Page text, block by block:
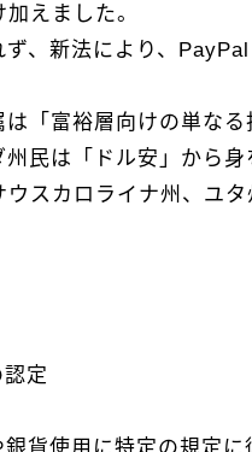
えました。
、新法により、
「富裕層向けの単な
民は「ドル安」から
スカロライナ州、ユ
定